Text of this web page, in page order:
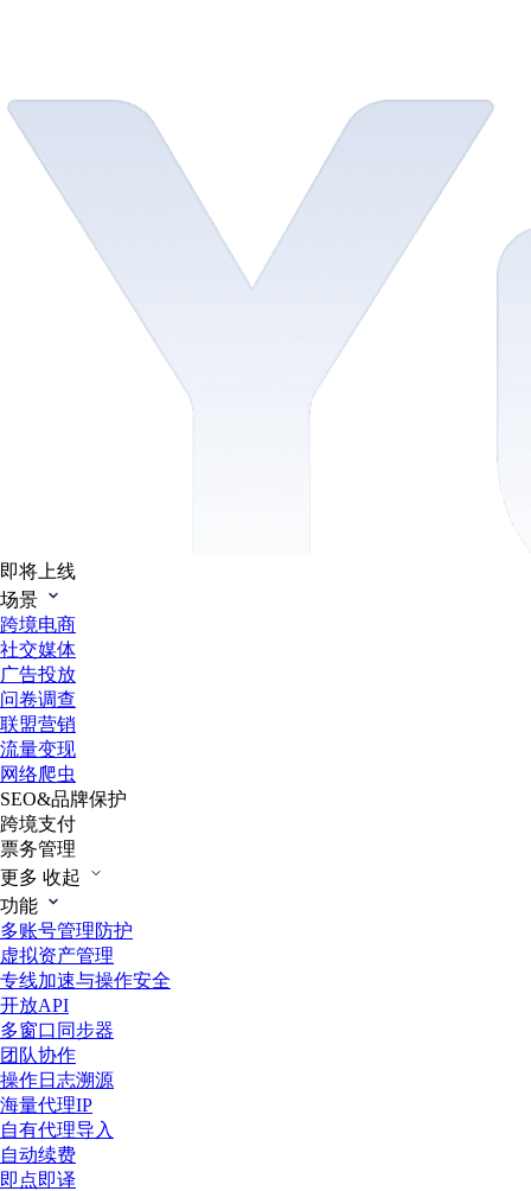
即将上线
场景
跨境电商
社交媒体
广告投放
问卷调查
联盟营销
流量变现
网络爬虫
SEO&品牌保护
跨境支付
票务管理
更多 收起
功能
多账号管理防护
虚拟资产管理
专线加速与操作安全
开放API
多窗口同步器
团队协作
操作日志溯源
海量代理IP
自有代理导入
自动续费
即点即译